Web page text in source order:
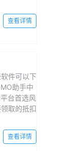
查看详情
件可以下
助手中
台首选风
取的抵扣
查看详情